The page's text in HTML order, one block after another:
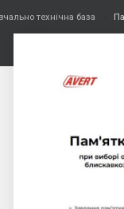
технічна база